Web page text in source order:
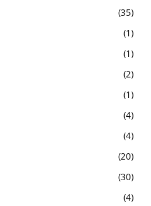
35
1
1
2
1
4
4
20
30
4